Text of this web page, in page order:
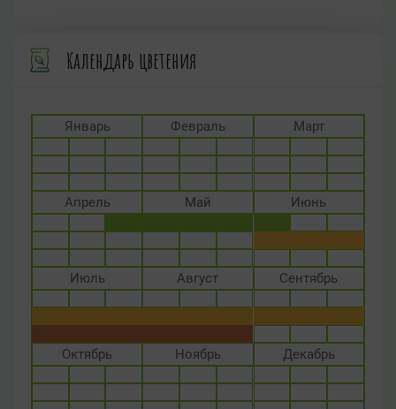
Календарь цветения
Январь Февраль Март
Апрель Май Июнь
Июль Август Сентябрь
Октябрь Ноябрь Декабрь